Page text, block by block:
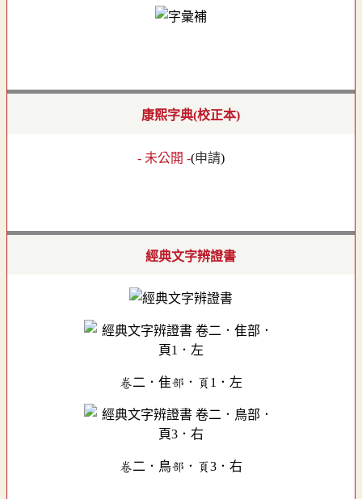
康熙字典(校正本)
- 未公開 -(申請)
經典文字辨證書
卷二．隹部．頁1．左
卷二．鳥部．頁3．右